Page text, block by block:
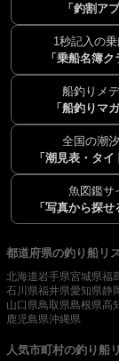
「釣割ア
1秒記入の
「乗船名簿ク
船釣りメ
「船釣りマ
全国の潮
「潮見表・タイ
魚図鑑サ
「写真から探せ
都道府県の釣り船リ
北海道岩手県宮城県福
石川県福井県愛知県静
山口県鳥取県島根県高
鹿児島県沖縄県
人気市町村の釣り船